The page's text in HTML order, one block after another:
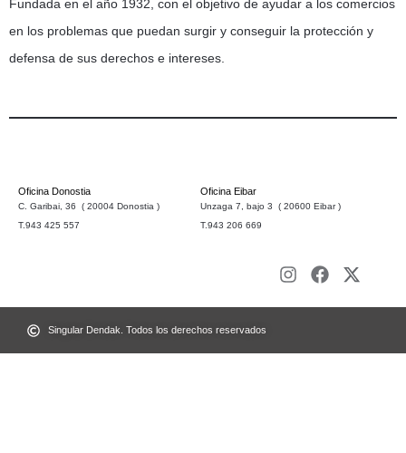
Fundada en el año 1932, con el objetivo de ayudar a los comercios
en los problemas que puedan surgir y conseguir la protección y
defensa de sus derechos e intereses.
Oficina Donostia
C. Garibai, 36 ( 20004 Donostia )
T.943 425 557
Oficina Eibar
Unzaga 7, bajo 3 ( 20600 Eibar )
T.943 206 669
Singular Dendak. Todos los derechos reservados